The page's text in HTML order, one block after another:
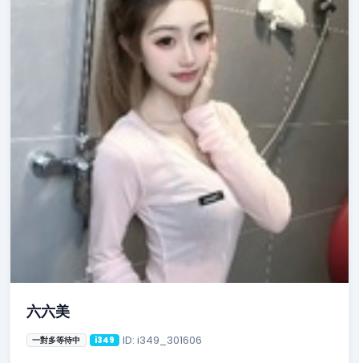
六六美
一對多等待中 i349 ID: i349_301606